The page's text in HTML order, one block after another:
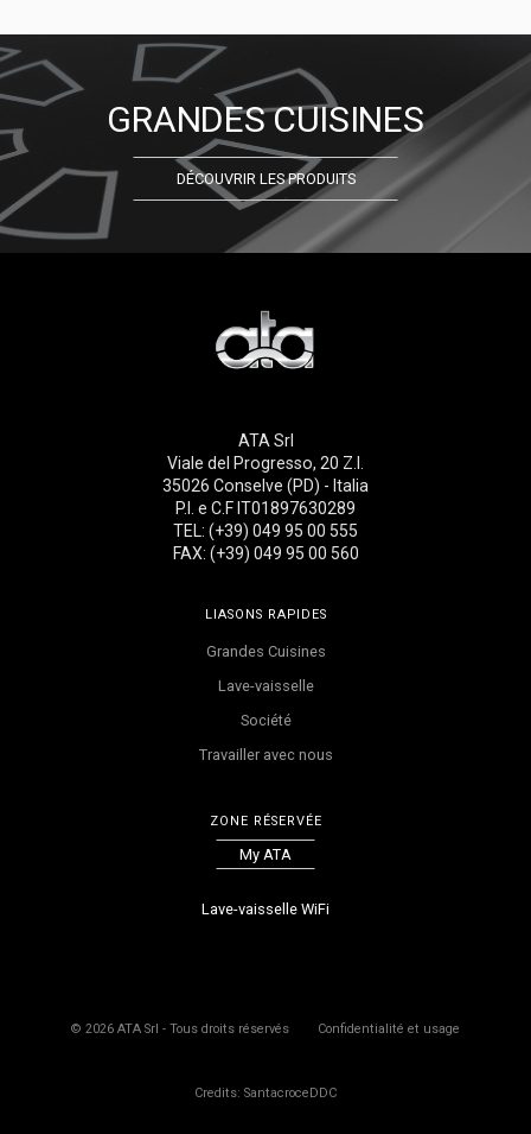
GRANDES CUISINES
DÉCOUVRIR LES PRODUITS
ATA Srl
Viale del Progresso, 20 Z.I.
35026 Conselve (PD) - Italia
P.I. e C.F IT01897630289
TEL: (+39) 049 95 00 555
FAX: (+39) 049 95 00 560
LIASONS RAPIDES
Grandes Cuisines
Lave-vaisselle
Société
Travailler avec nous
ZONE RÉSERVÉE
My ATA
Lave-vaisselle WiFi
©2026 ATA Srl - Tous droits réservés Confidentialité et usage
Credits: SantacroceDDC